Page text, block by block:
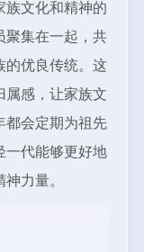
族文化和精神的
聚集在一起，共
的优良传统。这
属感，让家族文
都会定期为祖先
一代能够更好地
力量。